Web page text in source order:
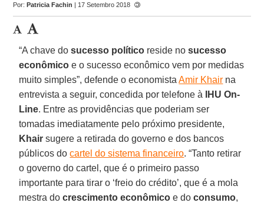
Por:Patricia Fachin | 17 Setembro 2018
“A chave dosucesso político reside nosucesso
econômico e o sucesso econômico vem por medidas
muito simples”, defende o economistaAmir Khair na
entrevista a seguir, concedida por telefone à IHU On-
Line. Entre as providências que poderiam ser
tomadas imediatamente pelo próximo presidente,
Khair sugere a retirada do governo e dos bancos
públicos docartel do sistema financeiro. “Tanto retirar
o governo do cartel, que é o primeiro passo
importante para tirar o ‘freio do crédito’, que é a mola
mestra do crescimento econômico e doconsumo,